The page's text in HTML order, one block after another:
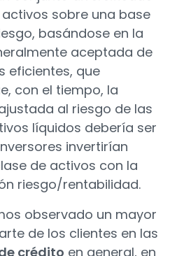
sobre una base
basándose en la
aceptada de
eficientes, que
con el tiempo, la
al riesgo de las
líquidos debería ser
invertirían
de activos con la
riesgo/rentabilidad.
observado un mayor
de los clientes en las
crédito en general, en